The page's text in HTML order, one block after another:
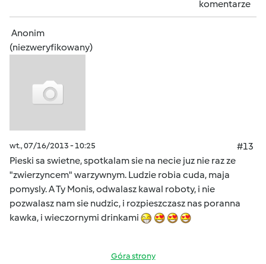
komentarze
Anonim
(niezweryfikowany)
wt., 07/16/2013 - 10:25
#13
Pieski sa swietne, spotkalam sie na necie juz nie raz ze
"zwierzyncem" warzywnym. Ludzie robia cuda, maja
pomysly. A Ty Monis, odwalasz kawal roboty, i nie
pozwalasz nam sie nudzic, i rozpieszczasz nas poranna
kawka, i wieczornymi drinkami
Góra strony